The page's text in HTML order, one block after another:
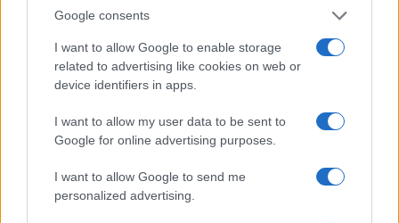
Google consents
I want to allow Google to enable storage
related to advertising like cookies on web or
device identifiers in apps.
I want to allow my user data to be sent to
Google for online advertising purposes.
I want to allow Google to send me
personalized advertising.